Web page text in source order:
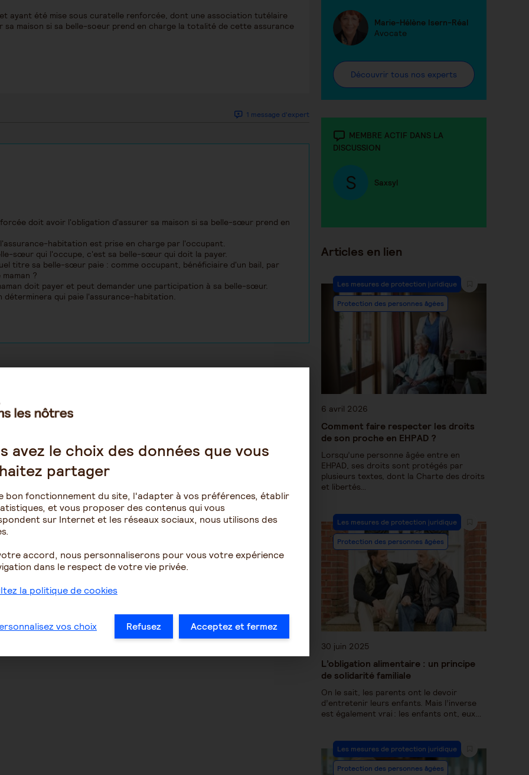
ayant été mise sous curatelle renforcée, dont une association tutélaire
maison si sa belle-soeur prend en charge la totalité de cette assurance
1 message d'expert
doit avoir l'obligation d'assurer sa maison si sa belle-sœur prend en
habitation est prise en charge par l'occupant.
sœur qui l'occupe, c'est sa belle-sœur qui doit la payer.
titre sa belle-sœur paie : comme occupant, bénéficiaire d'un bail, par
?
doit payer et peut demander une participation à sa belle-sœur.
déterminera qui paie l'assurance-habitation.
Laetitia1516
23 juillet 2026 13:46
peut il changer le
d'unité sans son
Laetitia1516
Droits de l'ehpad en matière de
transfert d'un résident
Marie-Hélène Isern-Réal
Avocate
Découvrir tous nos experts
MEMBRE ACTIF DANS LA
DISCUSSION
Saxsyl
Articles en lien
Les mesures de protection juridique
Protection des personnes âgées
6 avril 2026
Comment faire respecter les droits
de son proche en EHPAD ?
Lorsqu’une personne âgée entre en
EHPAD, ses droits sont protégés par
plusieurs textes, dont la Charte des droits
et libertés…
Les mesures de protection juridique
Protection des personnes âgées
30 juin 2025
L’obligation alimentaire : un principe
de solidarité familiale
On le sait, les parents ont le devoir
d’entretenir leurs enfants. Mais l’inverse
est également vrai : les enfants ont, eux…
Les mesures de protection juridique
Protection des personnes âgées
avez le choix des données que vous
partager
bon fonctionnement du site, l'adapter à vos préférences, établir
et vous proposer des contenus qui vous
sur Internet et les réseaux sociaux, nous utilisons des
accord, nous personnaliserons pour vous votre expérience
dans le respect de votre vie privée.
la politique de cookies
vos choix Refusez Acceptez et fermez